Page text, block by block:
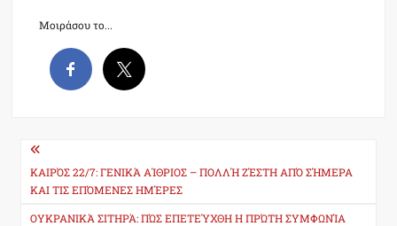
Μοιράσου το...
Post
navigation
ΚΑΙΡΌΣ 22/7: ΓΕΝΙΚΆ ΑΊΘΡΙΟΣ – ΠΟΛΛΉ ΖΈΣΤΗ ΑΠΌ ΣΉΜΕΡΑ
ΚΑΙ ΤΙΣ ΕΠΌΜΕΝΕΣ ΗΜΈΡΕΣ
ΟΥΚΡΑΝΙΚΆ ΣΙΤΗΡΆ: ΠΏΣ ΕΠΕΤΕΎΧΘΗ Η ΠΡΏΤΗ ΣΥΜΦΩΝΊΑ